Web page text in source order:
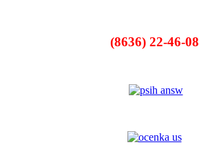
(8636) 22-46-08